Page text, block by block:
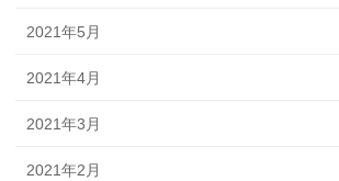
2021年5月
2021年4月
2021年3月
2021年2月